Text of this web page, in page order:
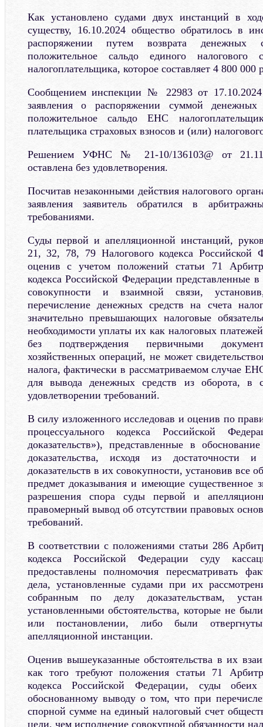
Как установлено судами двух инстанций в
существу, 16.10.2024 общество обратилось в
распоряжении путем возврата денежных
положительное сальдо единого
налогоплательщика, которое составляет 4 800 000
Сообщением инспекции № 22983 от 17.10.2024
заявления о распоряжении суммой
положительное сальдо ЕНС
плательщика страховых взносов и (или)
Решением УФНС № 21-10/136103@ от
оставлена без удовлетворения.
Посчитав незаконными действия налогового
заявления заявитель обратился в
требованиями.
Суды первой и апелляционной инстанций,
21, 32, 78, 79 Налогового кодекса Российской
оценив с учетом положений статьи 71
кодекса Российской Федерации представленные в
совокупности и взаимной связи,
перечисление денежных средств на счета
значительно превышающих налоговые
необходимости уплаты их как налоговых
без подтверждения первичными
хозяйственных операций, не может
налога, фактически в рассматриваемом случае
для вывода денежных средств из оборота, в
удовлетворении требований.
В силу изложенного исследовав и оценив по
процессуального кодекса Российской
доказательств»), представленные в
доказательства, исходя из достаточности
доказательств в их совокупности, установив все
предмет доказывания и имеющие существенное
разрешения спора суды первой и
правомерный вывод об отсутствии правовых
требований.
В соответствии с положениями статьи 286
кодекса Российской Федерации суду
предоставлены полномочия пересматривать
дела, установленные судами при их
собранным по делу доказательствам,
установленными обстоятельства, которые не
или постановлении, либо были
апелляционной инстанции.
Оценив вышеуказанные обстоятельства в их
как того требуют положения статьи 71
кодекса Российской Федерации, суды
обоснованному выводу о том, что при
спорной сумме на единый налоговый счет
цели, чем исполнение совокупной обязанности